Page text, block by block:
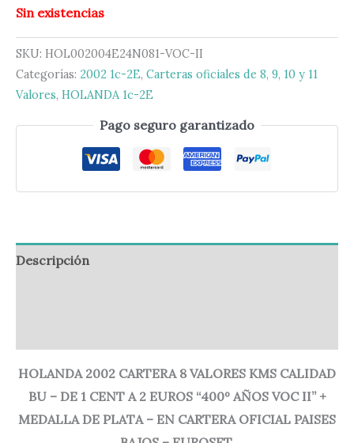
Sin existencias
SKU: HOL002004E24N081-VOC-II
Categorías: 2002 1c-2E, Carteras oficiales de 8, 9, 10 y 11
Valores, HOLANDA 1c-2E
Pago seguro garantizado
Descripción
HOLANDA 2002 CARTERA 8 VALORES KMS CALIDAD
BU – DE 1 CENT A 2 EUROS “400º AÑOS VOC II” +
MEDALLA DE PLATA – EN CARTERA OFICIAL PAISES